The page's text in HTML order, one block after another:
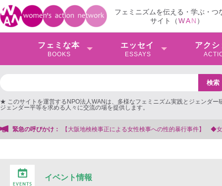
フェミニズムを伝える・学ぶ・つ
サイト（WAN ）
フェミな本
BOOKS
エッセイ
ESSAYS
アクシ
★ このサイトを運営するNPO法人WANは、多様なフェミニズム実践とジェンダー
ジェンダー平等を求める人々に交流の場を提供します。
緊急の呼びかけ：
検事正による女性検事への性的暴行事件】 ◆女性検事を支援する会事務局
イベント情報